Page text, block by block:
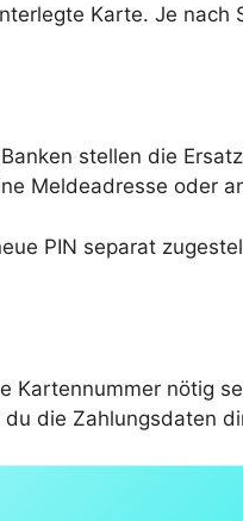
Karte. Je
stellen die
Meldeadresse oder
PIN separat
nötig
die Zahlungsdaten